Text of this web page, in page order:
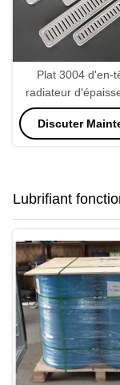
Plat 3004 d'en-
radiateur
haute précision
Discuter
Lubrifiant